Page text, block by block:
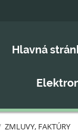
Hlavná
ZMLUVY, FAKTÚRY